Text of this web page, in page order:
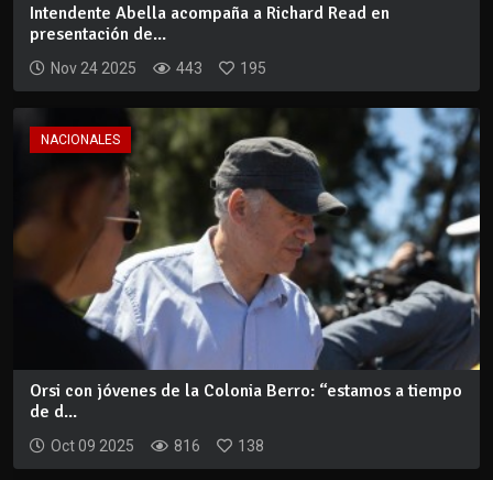
Intendente Abella acompaña a Richard Read en
presentación de...
Nov 24 2025 443 195
NACIONALES
Orsi con jóvenes de la Colonia Berro: “estamos a tiempo
de d...
Oct 09 2025 816 138